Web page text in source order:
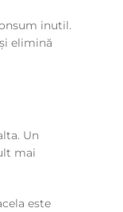
inutil.
elimină
Un
mai
este